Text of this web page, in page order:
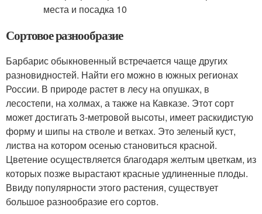
Сортовое разнообразие
Барбарис обыкновенный встречается чаще других
разновидностей. Найти его можно в южных регионах
России. В природе растет в лесу на опушках, в
лесостепи, на холмах, а также на Кавказе. Этот сорт
может достигать 3-метровой высоты, имеет раскидистую
форму и шипы на стволе и ветках. Это зеленый куст,
листва на котором осенью становиться красной.
Цветение осуществляется благодаря желтым цветкам, из
которых позже вырастают красные удлиненные плоды.
Ввиду популярности этого растения, существует
большое разнообразие его сортов.